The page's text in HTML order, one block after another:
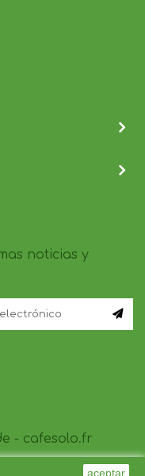
noticias y
- cafesolo.fr
aceptar